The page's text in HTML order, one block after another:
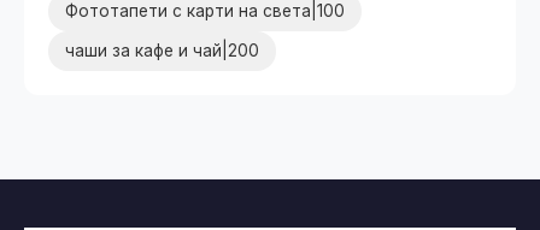
Фототапети с карти на света|100
чаши за кафе и чай|200